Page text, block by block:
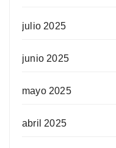
julio 2025
junio 2025
mayo 2025
abril 2025